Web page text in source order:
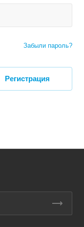
Забыли пароль?
Регистрация